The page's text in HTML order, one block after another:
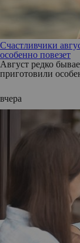
Счастливчики
особенно повезет
Август редко
приготовили
вчера